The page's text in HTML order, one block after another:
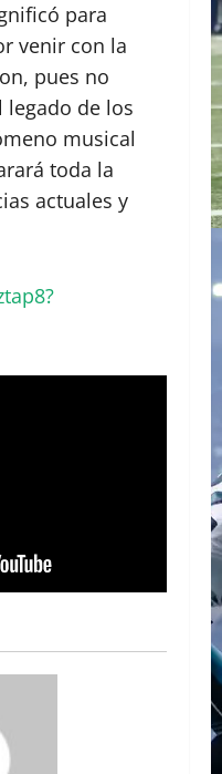
para
venir con la
pues no
de los
musical
toda la
actuales y